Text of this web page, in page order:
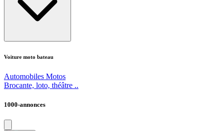
Voiture moto bateau
Automobiles Motos
Brocante, loto, théâtre ..
1000-annonces